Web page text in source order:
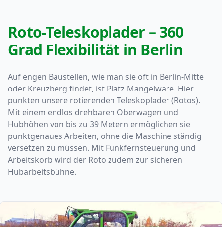
Roto-Teleskoplader – 360
Grad Flexibilität in Berlin
Auf engen Baustellen, wie man sie oft in Berlin-Mitte
oder Kreuzberg findet, ist Platz Mangelware. Hier
punkten unsere rotierenden Teleskoplader (Rotos).
Mit einem endlos drehbaren Oberwagen und
Hubhöhen von bis zu 39 Metern ermöglichen sie
punktgenaues Arbeiten, ohne die Maschine ständig
versetzen zu müssen. Mit Funkfernsteuerung und
Arbeitskorb wird der Roto zudem zur sicheren
Hubarbeitsbühne.